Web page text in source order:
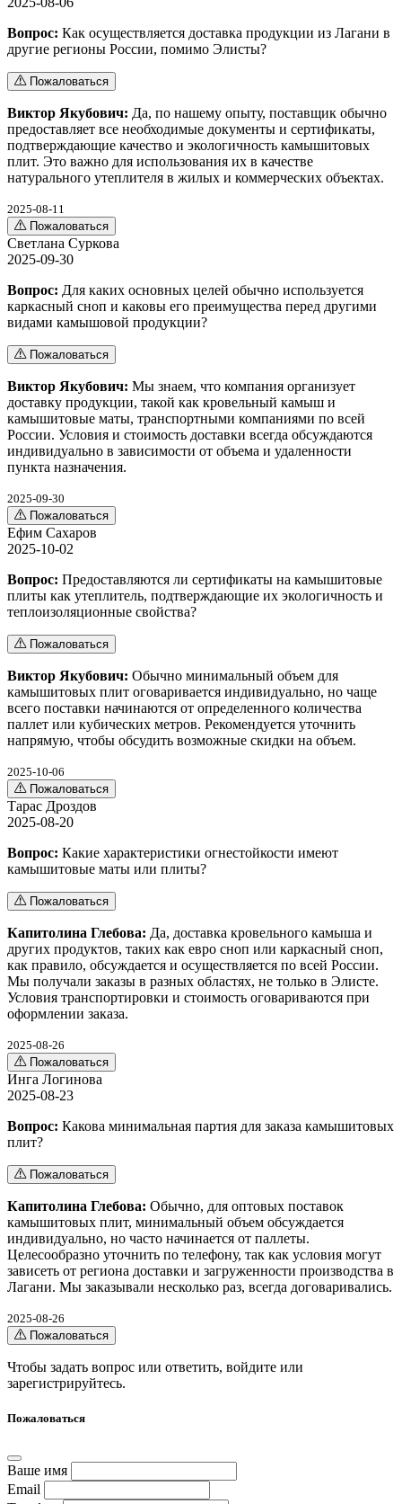
Вопрос: Как осуществляется доставка продукции из Лагани в
другие регионы России, помимо Элисты?
Пожаловаться
Виктор Якубович: Да, по нашему опыту, поставщик обычно
предоставляет все необходимые документы и сертификаты,
подтверждающие качество и экологичность камышитовых
плит. Это важно для использования их в качестве
натурального утеплителя в жилых и коммерческих объектах.
2025-08-11
Пожаловаться
Светлана Суркова
2025-09-30
Вопрос: Для каких основных целей обычно используется
каркасный сноп и каковы его преимущества перед другими
видами камышовой продукции?
Пожаловаться
Виктор Якубович: Мы знаем, что компания организует
доставку продукции, такой как кровельный камыш и
камышитовые маты, транспортными компаниями по всей
России. Условия и стоимость доставки всегда обсуждаются
индивидуально в зависимости от объема и удаленности
пункта назначения.
2025-09-30
Пожаловаться
Ефим Сахаров
2025-10-02
Вопрос: Предоставляются ли сертификаты на камышитовые
плиты как утеплитель, подтверждающие их экологичность и
теплоизоляционные свойства?
Пожаловаться
Виктор Якубович: Обычно минимальный объем для
камышитовых плит оговаривается индивидуально, но чаще
всего поставки начинаются от определенного количества
паллет или кубических метров. Рекомендуется уточнить
напрямую, чтобы обсудить возможные скидки на объем.
2025-10-06
Пожаловаться
Тарас Дроздов
2025-08-20
Вопрос: Какие характеристики огнестойкости имеют
камышитовые маты или плиты?
Пожаловаться
Капитолина Глебова: Да, доставка кровельного камыша и
других продуктов, таких как евро сноп или каркасный сноп,
как правило, обсуждается и осуществляется по всей России.
Мы получали заказы в разных областях, не только в Элисте.
Условия транспортировки и стоимость оговариваются при
оформлении заказа.
2025-08-26
Пожаловаться
Инга Логинова
2025-08-23
Вопрос: Какова минимальная партия для заказа камышитовых
плит?
Пожаловаться
Капитолина Глебова: Обычно, для оптовых поставок
камышитовых плит, минимальный объем обсуждается
индивидуально, но часто начинается от паллеты.
Целесообразно уточнить по телефону, так как условия могут
зависеть от региона доставки и загруженности производства в
Лагани. Мы заказывали несколько раз, всегда договаривались.
2025-08-26
Пожаловаться
Чтобы задать вопрос или ответить, войдите или
зарегистрируйтесь.
Пожаловаться
Ваше имя
Email